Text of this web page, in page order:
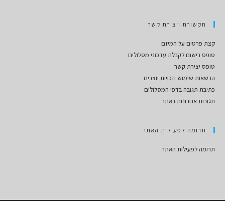
תקשורת ויצירת קשר
קצת פרטים על המיזם
טופס רישום לקבלת עדכוני מסלולים
טופס יצירת קשר
הרשאות שימוש וזכויות יוצרים
כתיבת תגובה בדפי המסלולים
תגובות אחרונות באתר
תרומה לפעילות האתר
תרומה לפעילות האתר